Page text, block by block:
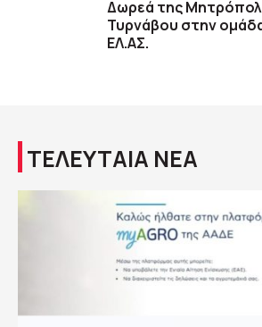
Δωρεά της
Τυρνάβου στην
ΕΛ.ΑΣ.
ΤΕΛΕΥΤΑΙΑ ΝΕΑ